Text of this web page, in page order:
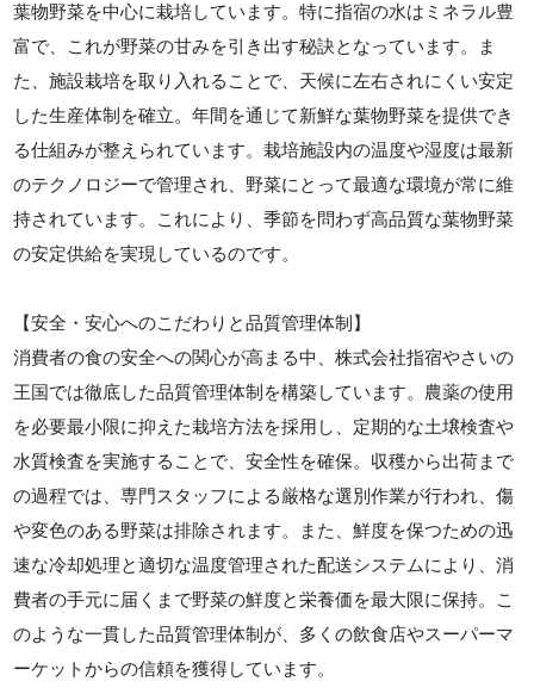
葉物野菜を中心に栽培しています。特に指宿の水はミネラル豊
富で、これが野菜の甘みを引き出す秘訣となっています。ま
た、施設栽培を取り入れることで、天候に左右されにくい安定
した生産体制を確立。年間を通じて新鮮な葉物野菜を提供でき
る仕組みが整えられています。栽培施設内の温度や湿度は最新
のテクノロジーで管理され、野菜にとって最適な環境が常に維
持されています。これにより、季節を問わず高品質な葉物野菜
の安定供給を実現しているのです。
【安全・安心へのこだわりと品質管理体制】
消費者の食の安全への関心が高まる中、株式会社指宿やさいの
王国では徹底した品質管理体制を構築しています。農薬の使用
を必要最小限に抑えた栽培方法を採用し、定期的な土壌検査や
水質検査を実施することで、安全性を確保。収穫から出荷まで
の過程では、専門スタッフによる厳格な選別作業が行われ、傷
や変色のある野菜は排除されます。また、鮮度を保つための迅
速な冷却処理と適切な温度管理された配送システムにより、消
費者の手元に届くまで野菜の鮮度と栄養価を最大限に保持。こ
のような一貫した品質管理体制が、多くの飲食店やスーパーマ
ーケットからの信頼を獲得しています。